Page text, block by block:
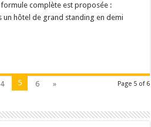
complète est proposée :
hôtel de grand standing en demi
Page 5 of 6
4 5 6 »